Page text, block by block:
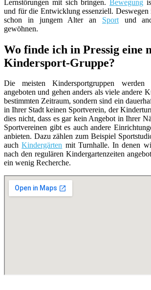
Lernstörungen mit sich bringen. Bewegung
und für die Entwicklung essenziell.
schon in jungem Alter an Sportund
gewöhnen.
Wo finde ich in Pressig eine
Kindersport-Gruppe?
Die meisten Kindersportgruppen werden
angeboten und gehen anders als viele andere
bestimmten Zeitraum, sondern sind ein
in Ihrer Stadt keinen Sportverein, der
dies nicht, dass es gar kein Angebot in Ihrer
Sportvereinen gibt es auch andere
anbieten. Dazu zählen zum Beispiel
auchKindergärten mit Turnhalle. In denen
nach den regulären Kindergartenzeiten
ein wenig Recherche.